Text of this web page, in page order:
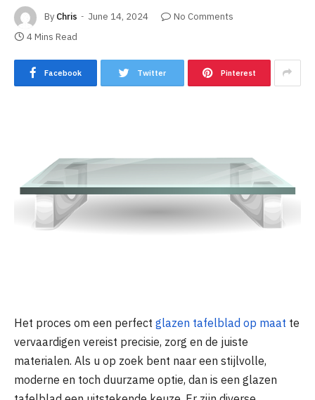
By Chris June 14, 2024
No Comments
4 Mins Read
Facebook Twitter Pinterest
Het proces om een perfect glazen tafelblad op maat te
vervaardigen vereist precisie, zorg en de juiste
materialen. Als u op zoek bent naar een stijlvolle,
moderne en toch duurzame optie, dan is een glazen